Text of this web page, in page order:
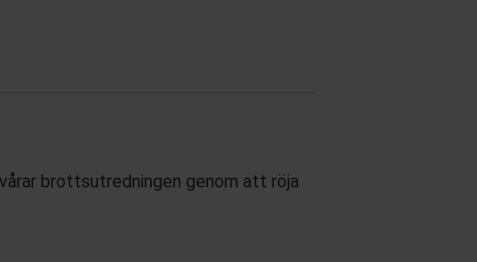
brottsutredningen genom att röja